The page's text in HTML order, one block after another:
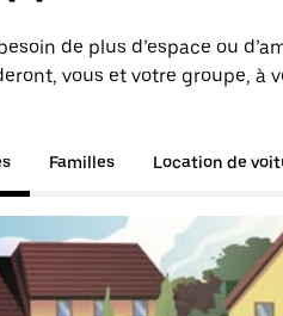
de plus d’espace ou
vous et votre groupe, à
Familles Location de